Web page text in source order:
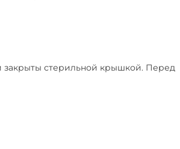
закрыты стерильной крышкой. Перед